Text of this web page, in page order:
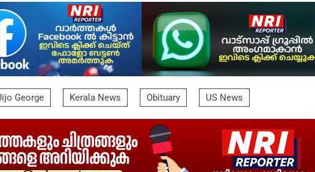
George Kerala News Obituary US News